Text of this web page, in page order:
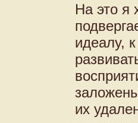
На это я
идеалу,
их